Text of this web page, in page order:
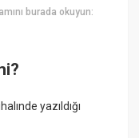
burada okuyun:
yazıldığı